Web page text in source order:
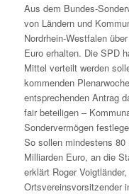
Aus dem Bundes-
von Ländern und
Nordrhein-Westfalen
Euro erhalten. Die SPD
Mittel verteilt werden
kommenden
entsprechenden Antrag
fair beteiligen –
Sondervermögen
So sollen mindestens
Milliarden Euro, an die
erklärt Roger
Ortsvereinsvorsitzender